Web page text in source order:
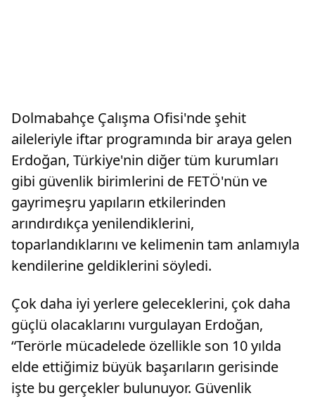
Dolmabahçe Çalışma Ofisi'nde şehit
aileleriyle iftar programında bir araya gelen
Erdoğan, Türkiye'nin diğer tüm kurumları
gibi güvenlik birimlerini de FETÖ'nün ve
gayrimeşru yapıların etkilerinden
arındırdıkça yenilendiklerini,
toparlandıklarını ve kelimenin tam anlamıyla
kendilerine geldiklerini söyledi.
Çok daha iyi yerlere geleceklerini, çok daha
güçlü olacaklarını vurgulayan Erdoğan,
“Terörle mücadelede özellikle son 10 yılda
elde ettiğimiz büyük başarıların gerisinde
işte bu gerçekler bulunuyor. Güvenlik